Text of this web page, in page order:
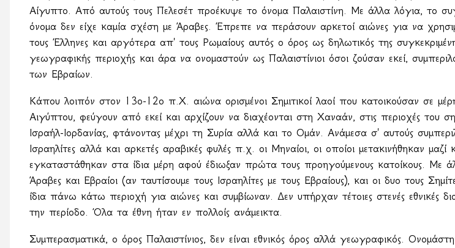
Αίγυπτο. Από αυτούς τους Πελεσέτ προέκυψε το όνομα Παλαιστίνη. Με άλλα λόγια, το
όνομα δεν είχε καμία σχέση με Άραβες. Έπρεπε να περάσουν αρκετοί αιώνες για να
τους Έλληνες και αργότερα απ' τους Ρωμαίους αυτός ο όρος ως δηλωτικός της
γεωγραφικής περιοχής και άρα να ονομαστούν ως Παλαιστίνιοι όσοι ζούσαν εκεί,
των Εβραίων.
Κάπου λοιπόν στον 13ο-12ο π.Χ. αιώνα ορισμένοι Σημιτικοί λαοί που κατοικούσαν σε
Αιγύπτου, φεύγουν από εκεί και αρχίζουν να διαχέονται στη Χαναάν, στις περιοχές του
Ισραήλ-Ιορδανίας, φτάνοντας μέχρι τη Συρία αλλά και το Ομάν. Ανάμεσα σ' αυτούς
Ισραηλίτες αλλά και αρκετές αραβικές φυλές π.χ. οι Μηναίοι, οι οποίοι μετακινήθηκαν μαζί
εγκαταστάθηκαν στα ίδια μέρη αφού έδιωξαν πρώτα τους προηγούμενους κατοίκους. Με
Άραβες και Εβραίοι (αν ταυτίσουμε τους Ισραηλίτες με τους Εβραίους), και οι δυο τους
ίδια πάνω κάτω περιοχή για αιώνες και συμβίωναν. Δεν υπήρχαν τέτοιες στενές εθνικές
την περίοδο. Όλα τα έθνη ήταν εν πολλοίς ανάμεικτα.
Συμπερασματικά, ο όρος Παλαιστίνιος, δεν είναι εθνικός όρος αλλά γεωγραφικός.